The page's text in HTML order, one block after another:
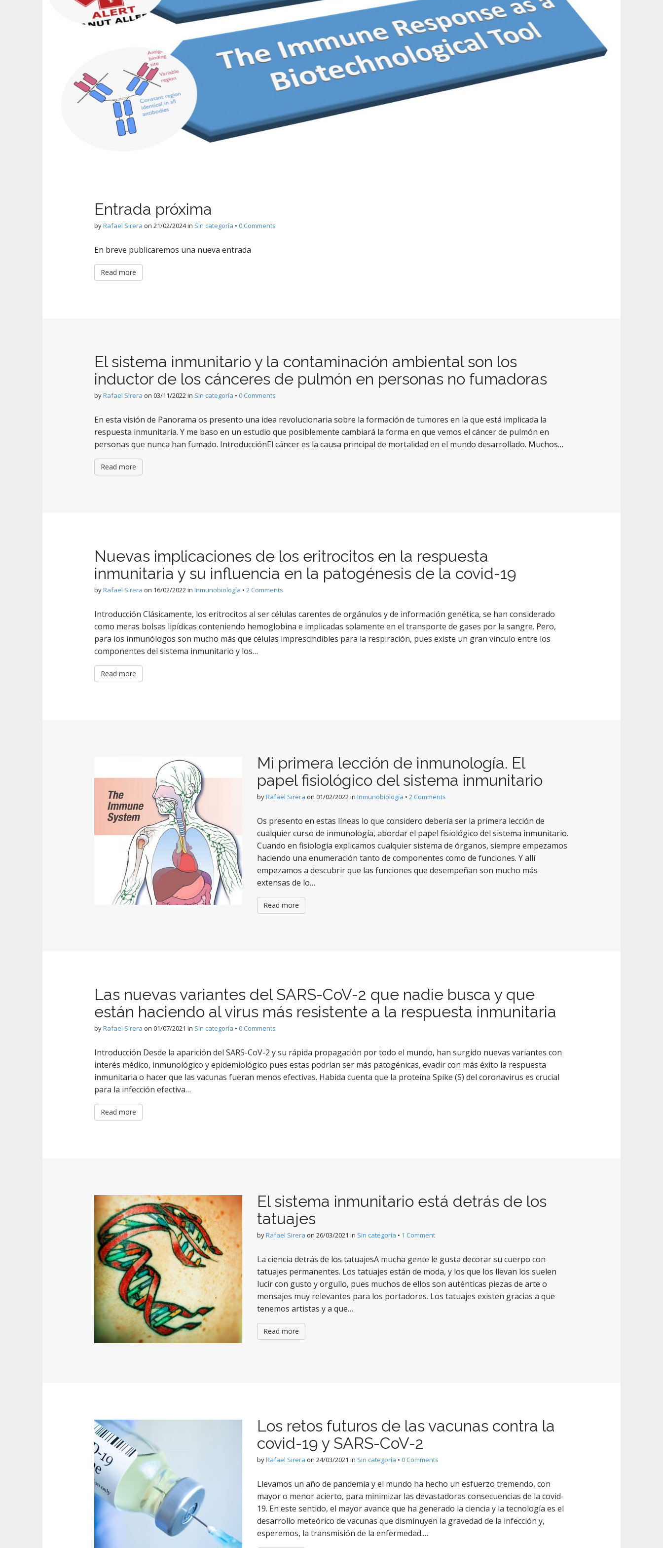
t
Entrada próxima
byRafael Sirera on 21/02/2024in Sin categoría • 0 Comments
En breve publicaremos una nueva entrada
Read more
El sistema inmunitario y la contaminación ambiental son los
inductor de los cánceres de pulmón en personas no fumadoras
byRafael Sirera on 03/11/2022in Sin categoría • 0 Comments
En esta visión de Panorama os presento una idea revolucionaria sobre la formación de tumores en la que está implicada la
respuesta inmunitaria. Y me baso en un estudio que posiblemente cambiará la forma en que vemos el cáncer de pulmón en
personas que nunca han fumado. IntroducciónEl cáncer es la causa principal de mortalidad en el mundo desarrollado. Muchos…
Read more
Nuevas implicaciones de los eritrocitos en la respuesta
inmunitaria y su influencia en la patogénesis de la covid-19
byRafael Sirera on 16/02/2022in Inmunobiología • 2 Comments
Introducción Clásicamente, los eritrocitos al ser células carentes de orgánulos y de información genética, se han considerado
como meras bolsas lipídicas conteniendo hemoglobina e implicadas solamente en el transporte de gases por la sangre. Pero,
para los inmunólogos son mucho más que células imprescindibles para la respiración, pues existe un gran vínculo entre los
componentes del sistema inmunitario y los…
Read more
Mi primera lección de inmunología. El
papel fisiológico del sistema inmunitario
byRafael Sirera on 01/02/2022in Inmunobiología • 2 Comments
Os presento en estas líneas lo que considero debería ser la primera lección de
cualquier curso de inmunología, abordar el papel fisiológico del sistema inmunitario.
Cuando en fisiología explicamos cualquier sistema de órganos, siempre empezamos
haciendo una enumeración tanto de componentes como de funciones. Y allí
empezamos a descubrir que las funciones que desempeñan son mucho más
extensas de lo…
Read more
Las nuevas variantes del SARS-CoV-2 que nadie busca y que
están haciendo al virus más resistente a la respuesta inmunitaria
byRafael Sirera on 01/07/2021 in Sin categoría • 0 Comments
Introducción Desde la aparición del SARS-CoV-2 y su rápida propagación por todo el mundo, han surgido nuevas variantes con
interés médico, inmunológico y epidemiológico pues estas podrían ser más patogénicas, evadir con más éxito la respuesta
inmunitaria o hacer que las vacunas fueran menos efectivas. Habida cuenta que la proteína Spike (S) del coronavirus es crucial
para la infección efectiva…
Read more
El sistema inmunitario está detrás de los
tatuajes
byRafael Sirera on 26/03/2021 in Sin categoría • 1 Comment
La ciencia detrás de los tatuajesA mucha gente le gusta decorar su cuerpo con
tatuajes permanentes. Los tatuajes están de moda, y los que los llevan los suelen
lucir con gusto y orgullo, pues muchos de ellos son auténticas piezas de arte o
mensajes muy relevantes para los portadores. Los tatuajes existen gracias a que
tenemos artistas y a que…
Read more
Los retos futuros de las vacunas contra la
covid-19 y SARS-CoV-2
byRafael Sirera on 24/03/2021 in Sin categoría • 0 Comments
Llevamos un año de pandemia y el mundo ha hecho un esfuerzo tremendo, con
mayor o menor acierto, para minimizar las devastadoras consecuencias de la covid-
19. En este sentido, el mayor avance que ha generado la ciencia y la tecnología es el
desarrollo meteórico de vacunas que disminuyen la gravedad de la infección y,
esperemos, la transmisión de la enfermedad.…